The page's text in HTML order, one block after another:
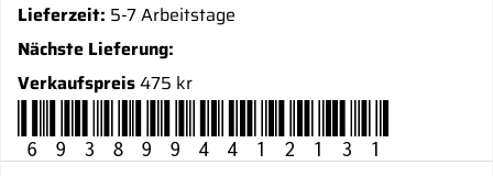
Lieferzeit: 5-7 Arbeitstage
Nächste Lieferung:
Verkaufspreis475 kr
6938994412131